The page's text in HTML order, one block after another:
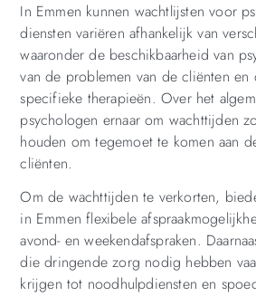
In Emmen kunnen wachtlijsten voor
diensten variëren afhankelijk van
waaronder de beschikbaarheid van
van de problemen van de cliënten en
specifieke therapieën. Over het
psychologen ernaar om wachttijden
houden om tegemoet te komen aan
cliënten.
Om de wachttijden te verkorten,
in Emmen flexibele
avond- en weekendafspraken.
die dringende zorg nodig hebben
krijgen tot noodhulpdiensten en